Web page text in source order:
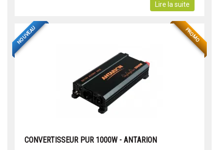
Lire la suite
PROMO
NOUVEAU
CONVERTISSEUR PUR 1000W - ANTARION